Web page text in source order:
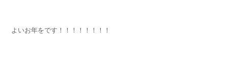
よいお年をです！！！！！！！！